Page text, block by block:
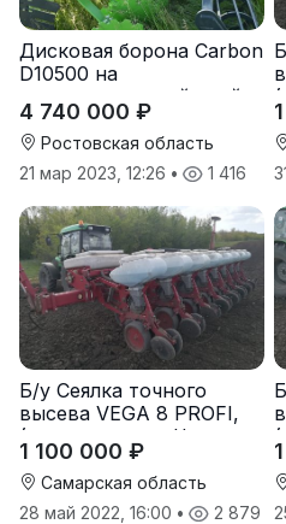
Дисковая борона Carbon
D10500 на
подпружиненной стойке
(3D)
4 740 000 ₽
Ростовская область
21 мар 2023, 12:26 • 1 416
Б/у Сеялка точного
высева VEGA 8 PROFI,
(производство Червона
Зирка), 2016 г., в
отличном состоянии
1 100 000 ₽
Самарская область
28 май 2022, 16:00 • 2 879